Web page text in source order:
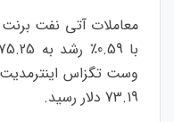
73.19 دلار رسید.